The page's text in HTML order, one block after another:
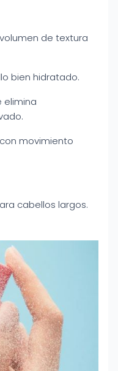
de textura
bien hidratado.
elimina
movimiento
cabellos largos.